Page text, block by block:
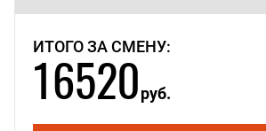
ИТОГО ЗА СМЕНУ:
16520руб.